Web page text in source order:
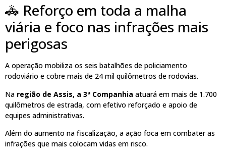
🚓 Reforço em toda a malha
viária e foco nas infrações mais
perigosas
A operação mobiliza os seis batalhões de policiamento
rodoviário e cobre mais de 24 mil quilômetros de rodovias.
Na região de Assis, a 3ª Companhia atuará em mais de 1.700
quilômetros de estrada, com efetivo reforçado e apoio de
equipes administrativas.
Além do aumento na fiscalização, a ação foca em combater as
infrações que mais colocam vidas em risco.